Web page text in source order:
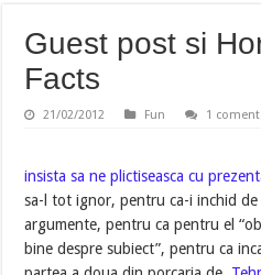
Guest post si
Facts
21/02/2012 Fun 1
insista sa ne plictiseasca cu
sa-l tot ignor, pentru ca-i inchid de
argumente, pentru ca pentru el
bine despre subiect”, pentru ca